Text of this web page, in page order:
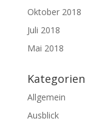
Oktober 2018
Juli 2018
Mai 2018
Kategorien
Allgemein
Ausblick